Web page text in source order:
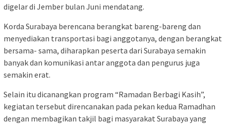
digelar di Jember bulan Juni mendatang.
Korda Surabaya berencana berangkat bareng-bareng dan
menyediakan transportasi bagi anggotanya, dengan berangkat
bersama- sama, diharapkan peserta dari Surabaya semakin
banyak dan komunikasi antar anggota dan pengurus juga
semakin erat.
Selain itu dicanangkan program “Ramadan Berbagi Kasih”,
kegiatan tersebut direncanakan pada pekan kedua Ramadhan
dengan membagikan takjil bagi masyarakat Surabaya yang